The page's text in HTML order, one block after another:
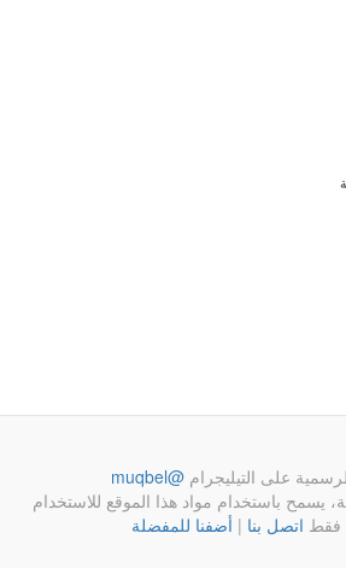
على التيليجرام @muqbel
باستخدام مواد هذا الموقع للاستخدام
فقط اتصل بنا | أضفنا للمفضلة